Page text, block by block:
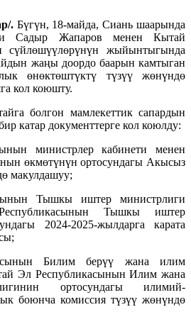
. Бүгүн, 18-майда, Сиань шаарында
Садыр Жапаров менен Кытай
сүйлөшүүлөрүнүн жыйынтыгында
жаңы доордо баарын камтыган
өнөктөштүктү түзүү жөнүндө
кол коюшту.
болгон мамлекеттик сапардын
катар документтерге кол коюлду:
министрлер кабинети менен
өкмөтүнүн ортосундагы Акысыз
макулдашуу;
Тышкы иштер министрлиги
Тышкы иштер
2024-2025-жылдарга карата
Билим берүү жана илим
Эл Республикасынын Илим жана
ортосундагы илимий-
боюнча комиссия түзүү жөнүндө